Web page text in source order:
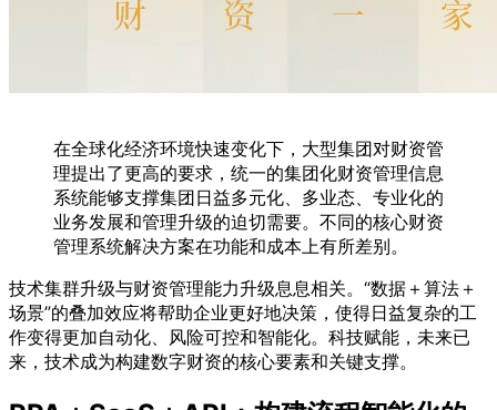
在全球化经济环境快速变化下，大型集团对财资管
理提出了更高的要求，统一的集团化财资管理信息
系统能够支撑集团日益多元化、多业态、专业化的
业务发展和管理升级的迫切需要。不同的核心财资
管理系统解决方案在功能和成本上有所差别。
技术集群升级与财资管理能力升级息息相关。“数据＋算法＋
场景”的叠加效应将帮助企业更好地决策，使得日益复杂的工
作变得更加自动化、风险可控和智能化。科技赋能，未来已
来，技术成为构建数字财资的核心要素和关键支撑。